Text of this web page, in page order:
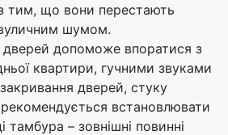
тим, що вони перестають
шумом.
дверей допоможе впоратися з
квартири, гучними звуками
закривання дверей, стуку
рекомендується встановлювати
тамбура – зовнішні повинні